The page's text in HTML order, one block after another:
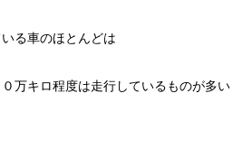
る車のほとんどは
万キロ程度は走行しているものが多い